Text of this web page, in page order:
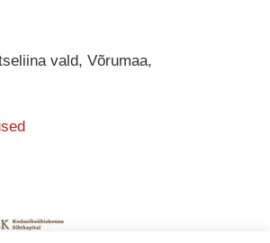
vald, Võrumaa,